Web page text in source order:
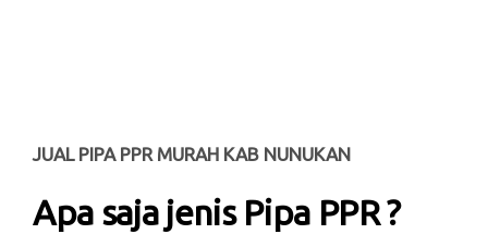
JUAL PIPA PPR MURAH KAB NUNUKAN
Apa saja jenis Pipa PPR ?